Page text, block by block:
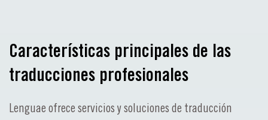
Características principales de las
traducciones profesionales
Lenguae ofrece servicios y soluciones de traducción